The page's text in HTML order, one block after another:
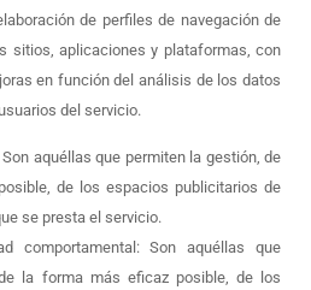
de perfiles de navegación de
sitios, aplicaciones y plataformas, con
en función del análisis de los datos
del servicio.
Son aquéllas que permiten la gestión, de
de los espacios publicitarios de
se presta el servicio.
comportamental: Son aquéllas que
la forma más eficaz posible, de los